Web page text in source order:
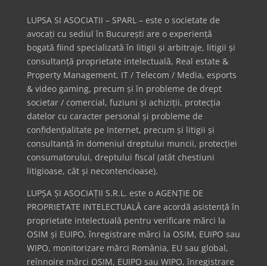
LUPSA SI ASOCIATII – SPARL – este o societate de
avocați cu sediul în București are o experiență
bogată fiind specializată în litigii și arbitraje, litigii și
consultanță proprietate intelectuală, Real estate &
Property Management, IT / Telecom / Media, esports
& video gaming, precum și în probleme de drept
societar / comercial, fuziuni și achiziții, protecția
datelor cu caracter personal și probleme de
confidențialitate pe Internet, precum și litigii și
consultanță în domeniul dreptului muncii, protecției
consumatorului, dreptului fiscal (atât chestiuni
litigioase, cât și necontencioase).
LUPȘA ȘI ASOCIAȚII S.R.L. este o AGENȚIE DE
PROPRIETATE INTELECTUALĂ care acordă asistență în
proprietate intelectuală pentru verificare mărci la
OSIM și EUIPO, înregistrare mărci la OSIM, EUIPO sau
WIPO, monitorizare mărci România, EU sau global,
reînnoire mărci OSIM, EUIPO sau WIPO, înregistrare